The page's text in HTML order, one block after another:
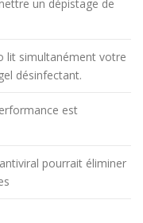
un dépistage de
lit simultanément votre
désinfectant.
est
pourrait éliminer